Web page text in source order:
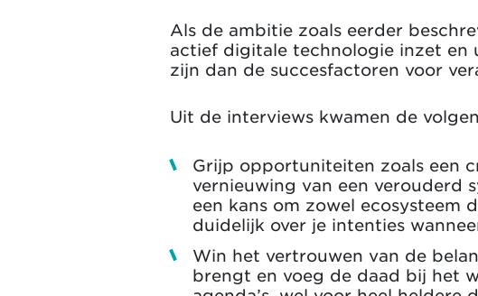
Als de ambitie zoals eerder
actief digitale technologie inzet en
zijn dan de succesfactoren voor
Uit de interviews kwamen de
Grijp opportuniteiten zoals een
vernieuwing van een verouderd
een kans om zowel ecosysteem
duidelijk over je intenties
Win het vertrouwen van de
brengt en voeg de daad bij het